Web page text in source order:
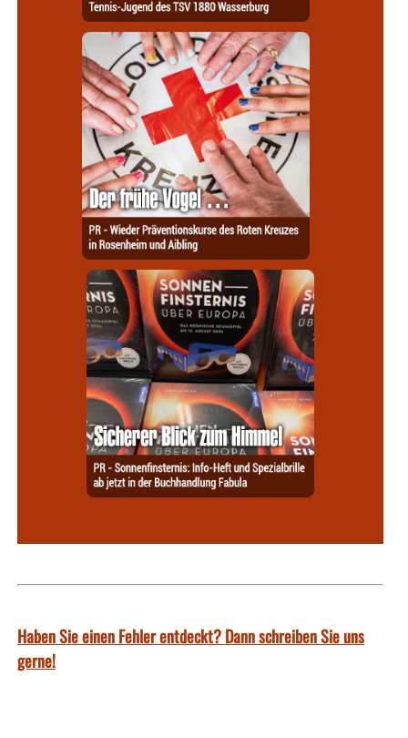
Haben Sie einen Fehler entdeckt? Dann schreiben Sie uns
gerne!